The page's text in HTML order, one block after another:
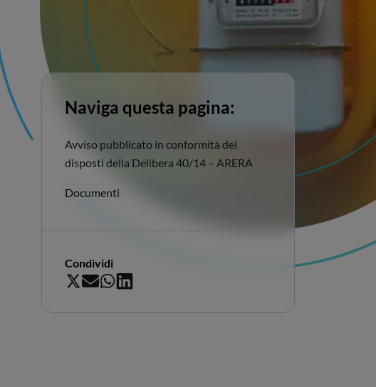
Naviga questa pagina:
Avviso pubblicato in conformità dei
disposti della Delibera 40/14 – ARERA
Documenti
Condividi